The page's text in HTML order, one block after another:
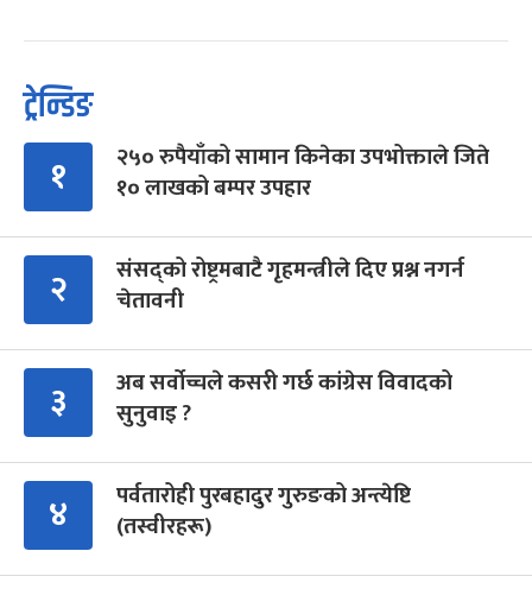
ट्रेन्डिङ
१
२५० रुपैयाँको सामान किनेका उपभोक्ताले जिते
१० लाखको बम्पर उपहार
२
संसद्को रोष्ट्रमबाटै गृहमन्त्रीले दिए प्रश्न नगर्न
चेतावनी
३
अब सर्वोच्चले कसरी गर्छ कांग्रेस विवादको
सुनुवाइ ?
४
पर्वतारोही पुरबहादुर गुरुङको अन्त्येष्टि
(तस्वीरहरू)